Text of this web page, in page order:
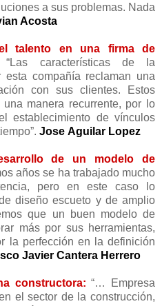
a sus problemas. Nada
Acosta
talento en una firma de
“Las características de la
esta compañía reclaman una
con sus clientes. Estos
manera recurrente, por lo
establecimiento de vínculos
Jose Aguilar Lopez
de un modelo de
años se ha trabajado mucho
pero en este caso lo
diseño escueto y de amplio
que un buen modelo de
más por sus herramientas,
la perfección en la definición
Javier Cantera Herrero
constructora: “… Empresa
el sector de la construcción,